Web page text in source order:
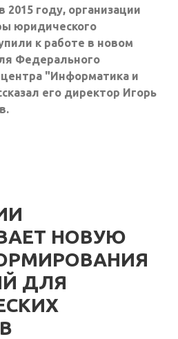
2015 году, организации
юридического
к работе в новом
Федерального
центра "Информатика и
его директор Игорь
НОВУЮ
ДЛЯ